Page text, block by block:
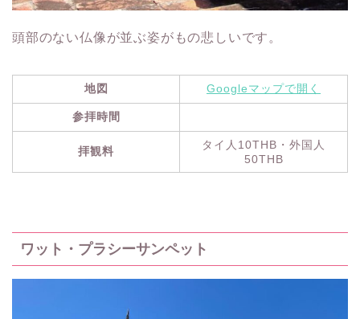
頭部のない仏像が並ぶ姿がもの悲しいです。
地図 Googleマップで開く
参拝時間
拝観料
タイ人10THB・外国人
50THB
ワット・プラシーサンペット